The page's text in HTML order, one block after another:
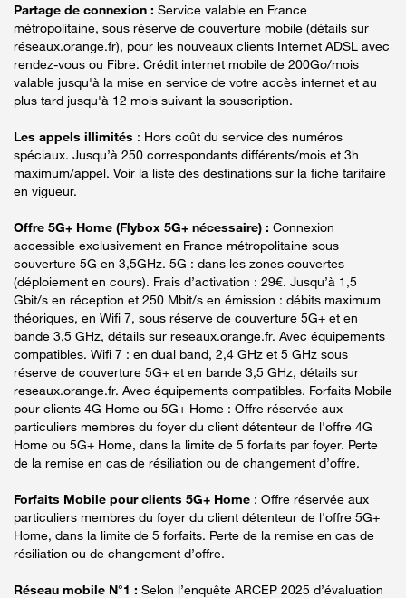
Partage de connexion : Service valable en France
métropolitaine, sous réserve de couverture mobile (détails sur
réseaux.orange.fr), pour les nouveaux clients Internet ADSL avec
rendez-vous ou Fibre. Crédit internet mobile de 200Go/mois
valable jusqu'à la mise en service de votre accès internet et au
plus tard jusqu'à 12 mois suivant la souscription.
Les appels illimités : Hors coût du service des numéros
spéciaux. Jusqu’à 250 correspondants différents/mois et 3h
maximum/appel. Voir la liste des destinations sur la fiche tarifaire
en vigueur.
Offre 5G+ Home (Flybox 5G+ nécessaire) : Connexion
accessible exclusivement en France métropolitaine sous
couverture 5G en 3,5GHz. 5G : dans les zones couvertes
(déploiement en cours). Frais d’activation : 29€. Jusqu’à 1,5
Gbit/s en réception et 250 Mbit/s en émission : débits maximum
théoriques, en Wifi 7, sous réserve de couverture 5G+ et en
bande 3,5 GHz, détails sur reseaux.orange.fr. Avec équipements
compatibles. Wifi 7 : en dual band, 2,4 GHz et 5 GHz sous
réserve de couverture 5G+ et en bande 3,5 GHz, détails sur
reseaux.orange.fr. Avec équipements compatibles. Forfaits Mobile
pour clients 4G Home ou 5G+ Home : Offre réservée aux
particuliers membres du foyer du client détenteur de l'offre 4G
Home ou 5G+ Home, dans la limite de 5 forfaits par foyer. Perte
de la remise en cas de résiliation ou de changement d’offre.
Forfaits Mobile pour clients 5G+ Home : Offre réservée aux
particuliers membres du foyer du client détenteur de l'offre 5G+
Home, dans la limite de 5 forfaits. Perte de la remise en cas de
résiliation ou de changement d’offre.
Réseau mobile N°1 : Selon l’enquête ARCEP 2025 d’évaluation